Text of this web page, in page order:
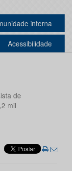
interna
Acessibilidade
de
mil